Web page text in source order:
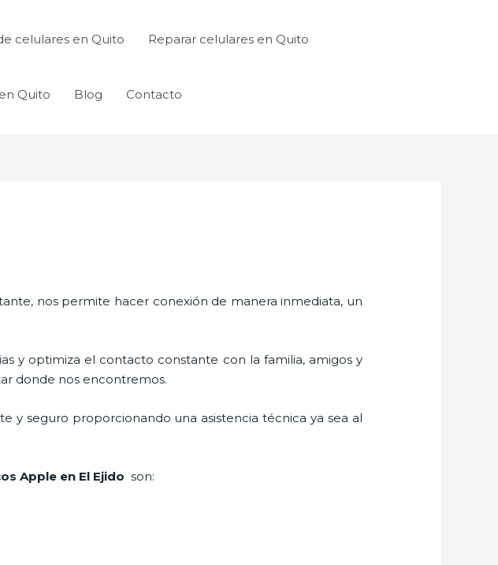
celulares en Quito Reparar celulares en Quito
Quito Blog Contacto
nos permite hacer conexión de manera inmediata, un
y optimiza el contacto constante con la familia, amigos y
donde nos encontremos.
y seguro proporcionando una asistencia técnica ya sea al
Apple en El Ejidoson: